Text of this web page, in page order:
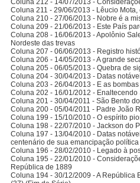
Coluna 212 - 14/07/2013 -
Coluna 211 - 29/06/2013 - Lêucio
Coluna 210 - 27/06/2013 - Nobre é a
Coluna 209 - 21/06/2013 - Este País
Coluna 208 - 16/06/2013 - Apolônio
Nordeste das trevas
Coluna 207 - 06/06/2013 - Registro
Coluna 206 - 14/05/2013 - A grande
Coluna 205 - 06/05/2013 - Quebra de
Coluna 204 - 30/04/2013 - Datas
Coluna 203 - 26/04/2013 - E as
Coluna 202 - 16/01/2012 -
Coluna 201 - 30/04/2011 - São Bento
Coluna 200 - 05/04/2011 - Padre João
Coluna 199 - 15/10/2010 - O espírito
Coluna 198 - 22/07/2010 - Jackson do
Coluna 197 - 13/04/2010 - Datas
centenário de sua emancipação
Coluna 196 - 28/02/2010 - Legado à
Coluna 195 - 22/01/2010 -
República de 1889
Coluna 194 - 30/12/2009 - A República